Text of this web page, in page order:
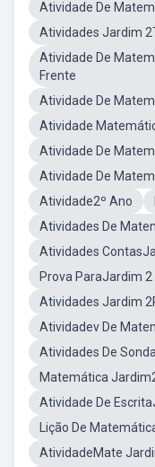
Atividade De
Atividades Jardim
Atividade De
Frente
Atividade De
Atividade
Atividade De
Atividade De
Atividade2º Ano
Atividades De
Atividades
Prova ParaJardim
Atividades Jardim
Atividadev De
Atividades De
Matemática
Atividade De
Lição De
AtividadeMate